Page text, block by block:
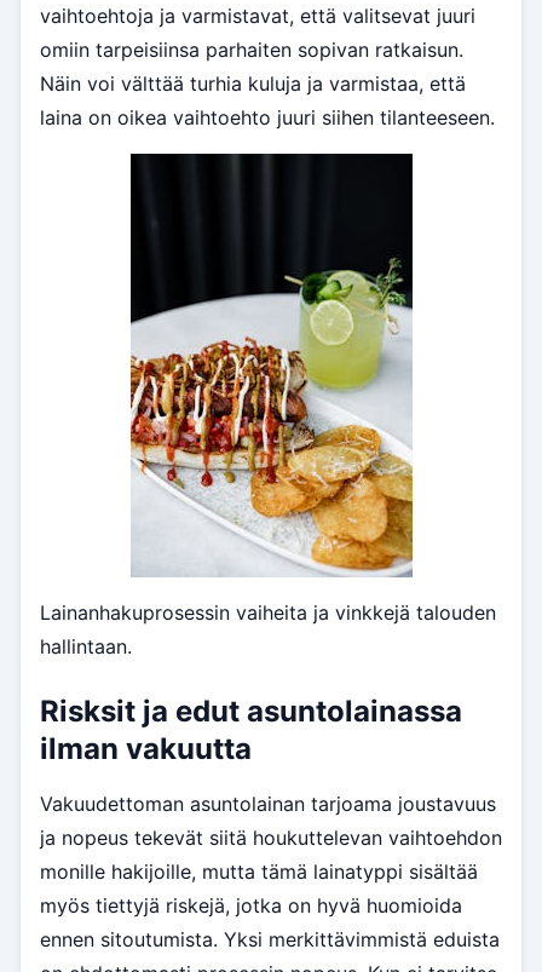
vaihtoehtoja ja varmistavat, että valitsevat juuri
omiin tarpeisiinsa parhaiten sopivan ratkaisun.
Näin voi välttää turhia kuluja ja varmistaa, että
laina on oikea vaihtoehto juuri siihen tilanteeseen.
Lainanhakuprosessin vaiheita ja vinkkejä talouden
hallintaan.
Risksit ja edut asuntolainassa
ilman vakuutta
Vakuudettoman asuntolainan tarjoama joustavuus
ja nopeus tekevät siitä houkuttelevan vaihtoehdon
monille hakijoille, mutta tämä lainatyppi sisältää
myös tiettyjä riskejä, jotka on hyvä huomioida
ennen sitoutumista. Yksi merkittävimmistä eduista